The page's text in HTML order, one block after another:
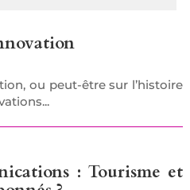
ou peut-être sur l’histoire
: Tourisme et